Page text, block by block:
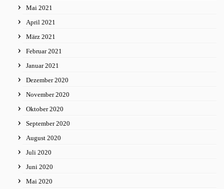
Mai 2021
April 2021
März 2021
Februar 2021
Januar 2021
Dezember 2020
November 2020
Oktober 2020
September 2020
August 2020
Juli 2020
Juni 2020
Mai 2020